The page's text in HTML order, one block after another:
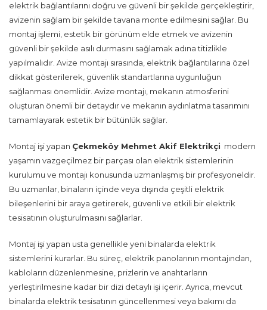
elektrik bağlantılarını doğru ve güvenli bir şekilde gerçekleştirir,
avizenin sağlam bir şekilde tavana monte edilmesini sağlar. Bu
montaj işlemi, estetik bir görünüm elde etmek ve avizenin
güvenli bir şekilde asılı durmasını sağlamak adına titizlikle
yapılmalıdır. Avize montajı sırasında, elektrik bağlantılarına özel
dikkat gösterilerek, güvenlik standartlarına uygunluğun
sağlanması önemlidir. Avize montajı, mekanın atmosferini
oluşturan önemli bir detaydır ve mekanın aydınlatma tasarımını
tamamlayarak estetik bir bütünlük sağlar.
Montaj işi yapan Çekmeköy Mehmet Akif Elektrikçi modern
yaşamın vazgeçilmez bir parçası olan elektrik sistemlerinin
kurulumu ve montajı konusunda uzmanlaşmış bir profesyoneldir.
Bu uzmanlar, binaların içinde veya dışında çeşitli elektrik
bileşenlerini bir araya getirerek, güvenli ve etkili bir elektrik
tesisatının oluşturulmasını sağlarlar.
Montaj işi yapan usta genellikle yeni binalarda elektrik
sistemlerini kurarlar. Bu süreç, elektrik panolarının montajından,
kabloların düzenlenmesine, prizlerin ve anahtarların
yerleştirilmesine kadar bir dizi detaylı işi içerir. Ayrıca, mevcut
binalarda elektrik tesisatının güncellenmesi veya bakımı da